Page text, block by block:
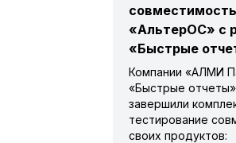
совместимость
«АльтерОС» с
«Быстрые
Компании «АЛМИ
«Быстрые
завершили
тестирование
своих продуктов: